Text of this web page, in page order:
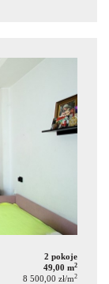
2 pokoje
49,00 m2
8 500,00 zł/m2